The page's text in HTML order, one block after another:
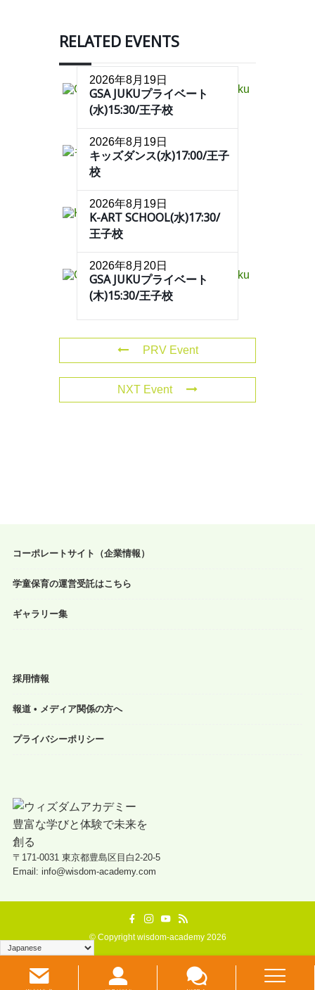
RELATED EVENTS
2026年8月19日
GSA JUKUプライベート
(水)15:30/王子校
2026年8月19日
キッズダンス(水)17:00/王子
校
2026年8月19日
K-ART SCHOOL(水)17:30/
王子校
2026年8月20日
GSA JUKUプライベート
(木)15:30/王子校
PRV Event
NXT Event
コーポレートサイト（企業情報）
学童保育の運営受託はこちら
ギャラリー集
採用情報
報道 • メディア関係の方へ
プライバシーポリシー
〒171-0031 東京都豊島区目白2-20-5
Email: info@wisdom-academy.com
©Copyright wisdom-academy 2026